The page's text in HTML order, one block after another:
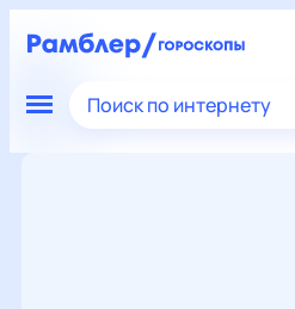
Поиск по интернету